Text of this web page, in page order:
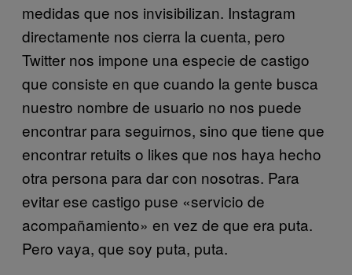
medidas que nos invisibilizan. Instagram
directamente nos cierra la cuenta, pero
Twitter nos impone una especie de castigo
que consiste en que cuando la gente busca
nuestro nombre de usuario no nos puede
encontrar para seguirnos, sino que tiene que
encontrar retuits o likes que nos haya hecho
otra persona para dar con nosotras. Para
evitar ese castigo puse «servicio de
acompañamiento» en vez de que era puta.
Pero vaya, que soy puta, puta.